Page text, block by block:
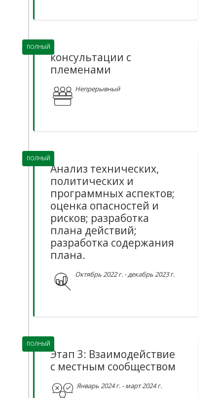
ПОЛНЫЙ
консультации с
племенами
Непрерывный
ПОЛНЫЙ
Анализ технических,
политических и
программных аспектов;
оценка опасностей и
рисков; разработка
плана действий;
разработка содержания
плана.
Октябрь 2022 г. - декабрь 2023 г.
ПОЛНЫЙ
Этап 3: Взаимодействие
с местным сообществом
Январь 2024 г. - март 2024 г.